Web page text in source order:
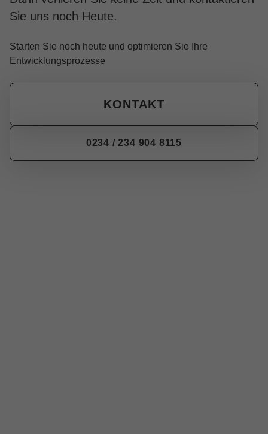
Sie uns noch Heute.
Starten Sie noch heute und optimieren Sie Ihre
Entwicklungsprozesse
KONTAKT
0234 / 234 904 8115